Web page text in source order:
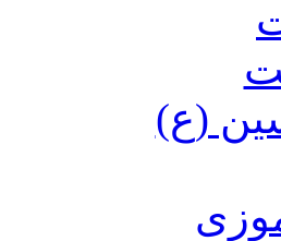
(ع)